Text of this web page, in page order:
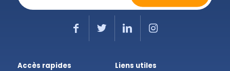
(Nécessaire)
Accès rapides Liens utiles